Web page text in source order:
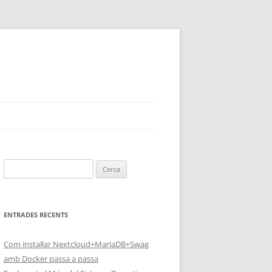
ENTRADES RECENTS
Com instal·lar Nextcloud+MariaDB+Swag
amb Docker passa a passa